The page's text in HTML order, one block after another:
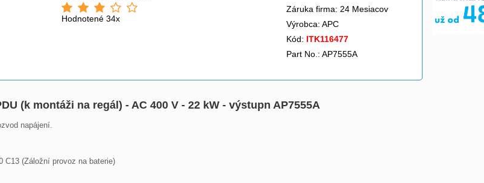
Hodnotené 34x
Záruka firma: 24 Mesiacov
Výrobca: APC
Kód: ITK116477
Part No.: AP7555A
(k montáži na regál) - AC 400 V - 22 kW - výstupn AP7555A
napájení.